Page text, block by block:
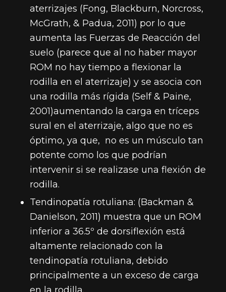
aterrizajes (Fong, Blackburn, Norcross,
McGrath, & Padua, 2011) por lo que
aumenta las Fuerzas de Reacción del
suelo (parece que al no haber mayor
ROM no hay tiempo a flexionar la
rodilla en el aterrizaje) y se asocia con
una rodilla más rígida (Self & Paine,
2001)aumentando la carga en tríceps
sural en el aterrizaje, algo que no es
óptimo, ya que, no es un músculo tan
potente como los que podrían
intervenir si se realizase una flexión de
rodilla.
Tendinopatía rotuliana: (Backman &
Danielson, 2011) muestra que un ROM
inferior a 36.5º de dorsiflexión está
altamente relacionado con la
tendinopatía rotuliana, debido
principalmente a un exceso de carga